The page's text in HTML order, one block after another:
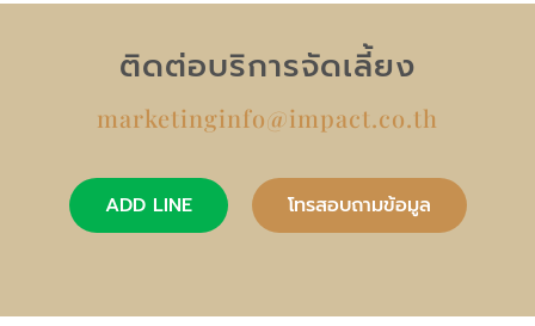
ติดต่อบริการจัดเลี้ยง
marketinginfo@impact.co.th
ADD LINE โทรสอบถามข้อมูล